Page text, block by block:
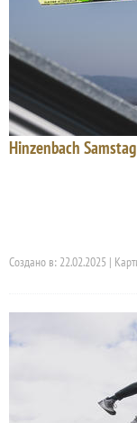
Hinzenbach Samstag
Создано в: 22.02.2025 |